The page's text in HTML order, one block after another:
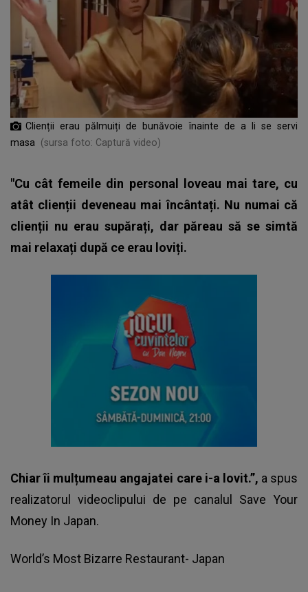
Clienții erau pălmuiți de bunăvoie înainte de a li se servi
masa
(sursa foto: Captură video)
"Cu cât femeile din personal loveau mai tare, cu
atât clienții deveneau mai încântați. Nu numai că
clienții nu erau supărați, dar păreau să se simtă
mai relaxați după ce erau loviți.
Chiar îi mulțumeau angajatei care i-a lovit.”, a spus
realizatorul videoclipului de pe canalul Save Your
Money In Japan.
World’s Most Bizarre Restaurant- Japan